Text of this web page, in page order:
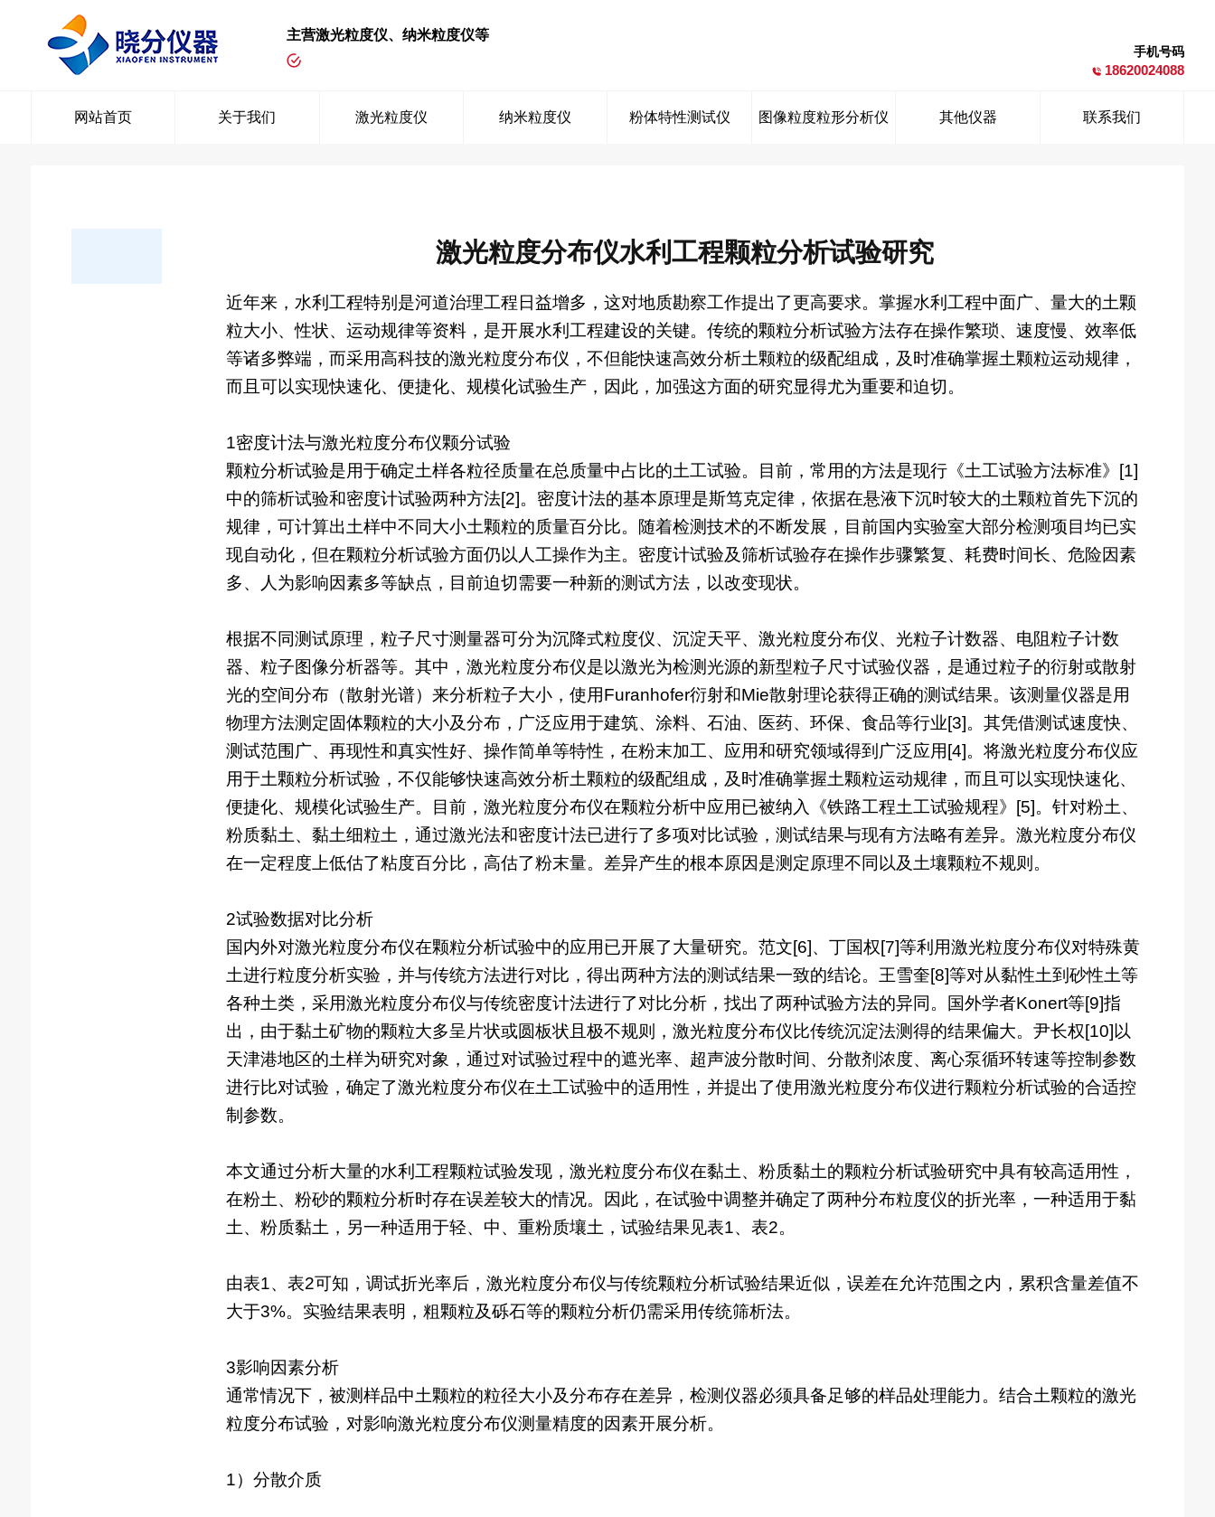
主营激光粒度仪、纳米粒度仪等
手机号码
18620024088
网站首页 关于我们 激光粒度仪 纳米粒度仪 粉体特性测试仪 图像粒度粒形分析仪 其他仪器 联系我们
激光粒度分布仪水利工程颗粒分析试验研究
近年来，水利工程特别是河道治理工程日益增多，这对地质勘察工作提出了更高要求。掌握水利工程中面广、量大的土颗
粒大小、性状、运动规律等资料，是开展水利工程建设的关键。传统的颗粒分析试验方法存在操作繁琐、速度慢、效率低
等诸多弊端，而采用高科技的激光粒度分布仪，不但能快速高效分析土颗粒的级配组成，及时准确掌握土颗粒运动规律，
而且可以实现快速化、便捷化、规模化试验生产，因此，加强这方面的研究显得尤为重要和迫切。
1密度计法与激光粒度分布仪颗分试验
颗粒分析试验是用于确定土样各粒径质量在总质量中占比的土工试验。目前，常用的方法是现行《土工试验方法标准》[1]
中的筛析试验和密度计试验两种方法[2]。密度计法的基本原理是斯笃克定律，依据在悬液下沉时较大的土颗粒首先下沉的
规律，可计算出土样中不同大小土颗粒的质量百分比。随着检测技术的不断发展，目前国内实验室大部分检测项目均已实
现自动化，但在颗粒分析试验方面仍以人工操作为主。密度计试验及筛析试验存在操作步骤繁复、耗费时间长、危险因素
多、人为影响因素多等缺点，目前迫切需要一种新的测试方法，以改变现状。
根据不同测试原理，粒子尺寸测量器可分为沉降式粒度仪、沉淀天平、激光粒度分布仪、光粒子计数器、电阻粒子计数
器、粒子图像分析器等。其中，激光粒度分布仪是以激光为检测光源的新型粒子尺寸试验仪器，是通过粒子的衍射或散射
光的空间分布（散射光谱）来分析粒子大小，使用Furanhofer衍射和Mie散射理论获得正确的测试结果。该测量仪器是用
物理方法测定固体颗粒的大小及分布，广泛应用于建筑、涂料、石油、医药、环保、食品等行业[3]。其凭借测试速度快、
测试范围广、再现性和真实性好、操作简单等特性，在粉末加工、应用和研究领域得到广泛应用[4]。将激光粒度分布仪应
用于土颗粒分析试验，不仅能够快速高效分析土颗粒的级配组成，及时准确掌握土颗粒运动规律，而且可以实现快速化、
便捷化、规模化试验生产。目前，激光粒度分布仪在颗粒分析中应用已被纳入《铁路工程土工试验规程》[5]。针对粉土、
粉质黏土、黏土细粒土，通过激光法和密度计法已进行了多项对比试验，测试结果与现有方法略有差异。激光粒度分布仪
在一定程度上低估了粘度百分比，高估了粉末量。差异产生的根本原因是测定原理不同以及土壤颗粒不规则。
2试验数据对比分析
国内外对激光粒度分布仪在颗粒分析试验中的应用已开展了大量研究。范文[6]、丁国权[7]等利用激光粒度分布仪对特殊黄
土进行粒度分析实验，并与传统方法进行对比，得出两种方法的测试结果一致的结论。王雪奎[8]等对从黏性土到砂性土等
各种土类，采用激光粒度分布仪与传统密度计法进行了对比分析，找出了两种试验方法的异同。国外学者Konert等[9]指
出，由于黏土矿物的颗粒大多呈片状或圆板状且极不规则，激光粒度分布仪比传统沉淀法测得的结果偏大。尹长权[10]以
天津港地区的土样为研究对象，通过对试验过程中的遮光率、超声波分散时间、分散剂浓度、离心泵循环转速等控制参数
进行比对试验，确定了激光粒度分布仪在土工试验中的适用性，并提出了使用激光粒度分布仪进行颗粒分析试验的合适控
制参数。
本文通过分析大量的水利工程颗粒试验发现，激光粒度分布仪在黏土、粉质黏土的颗粒分析试验研究中具有较高适用性，
在粉土、粉砂的颗粒分析时存在误差较大的情况。因此，在试验中调整并确定了两种分布粒度仪的折光率，一种适用于黏
土、粉质黏土，另一种适用于轻、中、重粉质壤土，试验结果见表1、表2。
由表1、表2可知，调试折光率后，激光粒度分布仪与传统颗粒分析试验结果近似，误差在允许范围之内，累积含量差值不
大于3%。实验结果表明，粗颗粒及砾石等的颗粒分析仍需采用传统筛析法。
3影响因素分析
通常情况下，被测样品中土颗粒的粒径大小及分布存在差异，检测仪器必须具备足够的样品处理能力。结合土颗粒的激光
粒度分布试验，对影响激光粒度分布仪测量精度的因素开展分析。
1）分散介质